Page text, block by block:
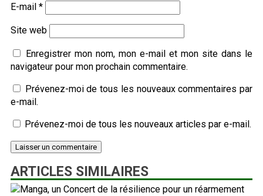
E-mail *
Site web
Enregistrer mon nom, mon e-mail et mon site dans le
navigateur pour mon prochain commentaire.
Prévenez-moi de tous les nouveaux commentaires par
e-mail.
Prévenez-moi de tous les nouveaux articles par e-mail.
ARTICLES SIMILAIRES